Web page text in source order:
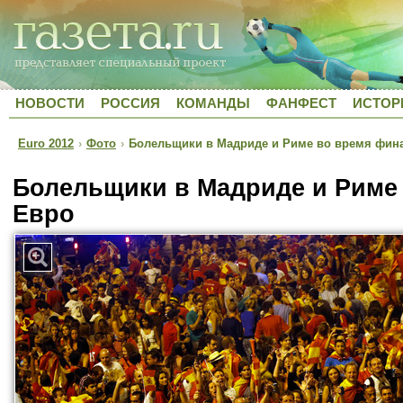
НОВОСТИ РОССИЯ КОМАНДЫ ФАНФЕСТ
Euro 2012 › Фото › Болельщики в Мадриде и Риме во время
Болельщики в Мадриде и
Евро